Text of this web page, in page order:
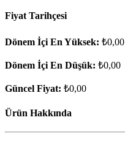
Fiyat Tarihçesi
Dönem İçi En Yüksek: ₺0,00
Dönem İçi En Düşük: ₺0,00
Güncel Fiyat: ₺0,00
Ürün Hakkında